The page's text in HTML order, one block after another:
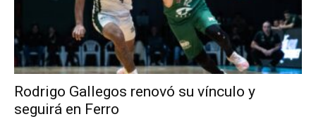
Rodrigo Gallegos renovó su vínculo y
seguirá en Ferro